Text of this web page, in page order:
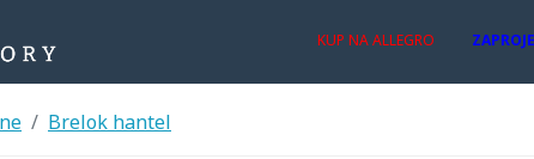
KUP NA ALLEGRO
Brelok hantel